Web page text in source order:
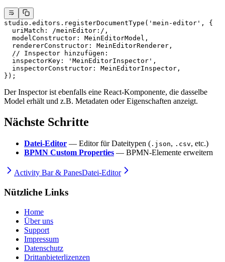
studio.editors. registerDocumentType ( 'mein-editor' , {
  uriMatch:
/meinEditor: / ,
  modelConstructor: MeinEditorModel,
  rendererConstructor: MeinEditorRenderer,
  // Inspector hinzufügen:
  inspectorKey:
'MeinEditorInspector' ,
  inspectorConstructor: MeinEditorInspector,
});
Der Inspector ist ebenfalls eine React-Komponente, die dasselbe
Model erhält und z.B. Metadaten oder Eigenschaften anzeigt.
Nächste Schritte
Datei-Editor — Editor für Dateitypen ( .json, .csv, etc.)
BPMN Custom Properties — BPMN-Elemente erweitern
Activity Bar & PanesDatei-Editor
Nützliche Links
Home
Über uns
Support
Impressum
Datenschutz
Drittanbieterlizenzen